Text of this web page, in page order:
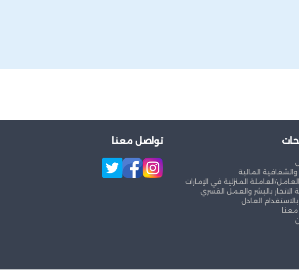
والشفافية المالية
العاملة المنزلية في الإمارات
الاتجار بالبشر والعمل القسري
بالاستقدام العادل
تواصل معنا